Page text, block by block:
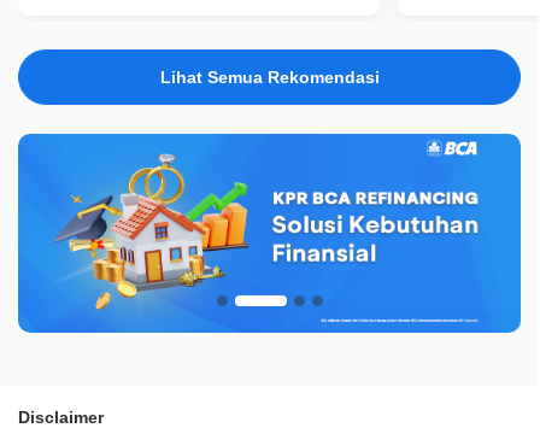
Lihat Semua Rekomendasi
Disclaimer